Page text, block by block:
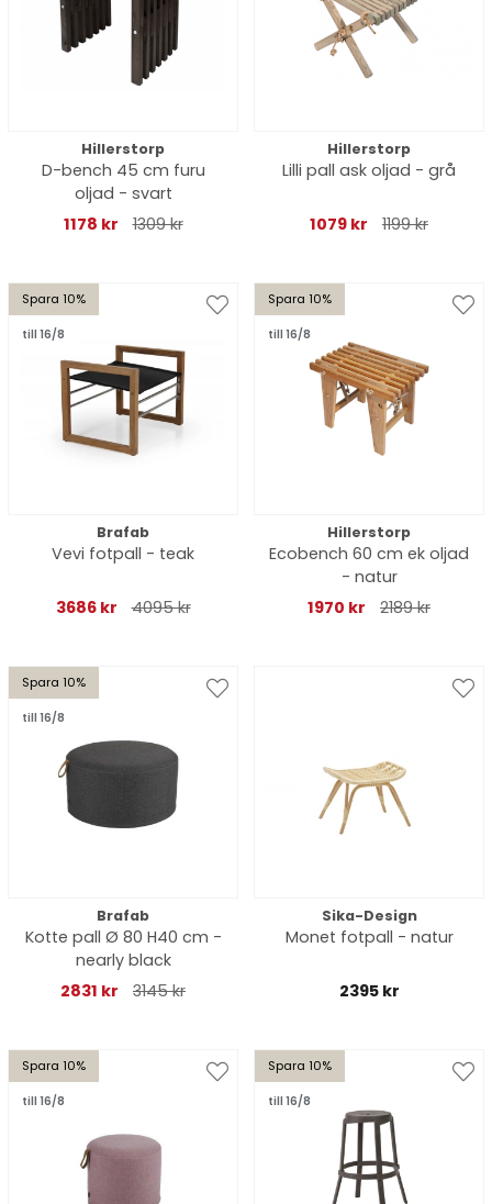
Hillerstorp
D-bench 45 cm furu
oljad - svart
1178 kr
1309 kr
Hillerstorp
Lilli pall ask oljad - grå
1079 kr 1199 kr
Spara 10%
till 16/8
Brafab
Vevi fotpall - teak
3686 kr 4095 kr
Spara 10%
till 16/8
Hillerstorp
Ecobench 60 cm ek oljad
- natur
1970 kr
2189 kr
Spara 10%
till 16/8
Brafab
Kotte pall Ø 80 H40 cm -
nearly black
2831 kr
3145 kr
Sika-Design
Monet fotpall - natur
2395 kr
Spara 10%
till 16/8
Spara 10%
till 16/8